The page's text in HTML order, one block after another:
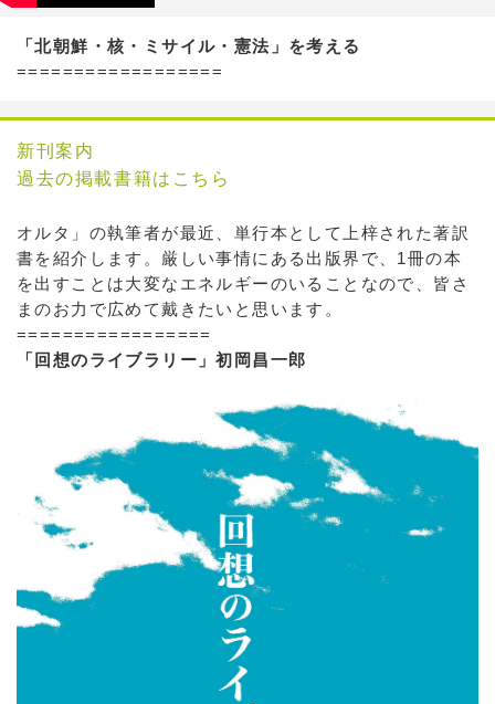
「北朝鮮・核・ミサイル・憲法」を考える
==================
新刊案内
過去の掲載書籍はこちら
オルタ」の執筆者が最近、単行本として上梓された著訳
書を紹介します。厳しい事情にある出版界で、1冊の本
を出すことは大変なエネルギーのいることなので、皆さ
まのお力で広めて戴きたいと思います。
=================
「回想のライブラリー」初岡昌一郎